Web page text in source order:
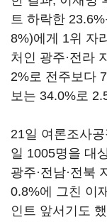
트 하락한
8%)에게 1위 자
처인 광주·전라
2%로 전주보다
보는 34.0%로
21일 여론조사
일 1005명을 대
광주·전남·전북
0.8%에 그친 이
인트 앞서기도